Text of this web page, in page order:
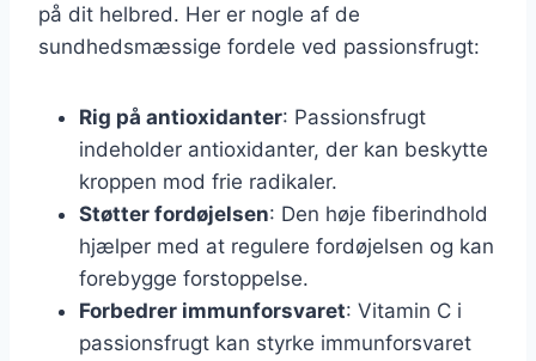
på dit helbred. Her er nogle af de
sundhedsmæssige fordele ved passionsfrugt:
Rig på antioxidanter: Passionsfrugt
indeholder antioxidanter, der kan beskytte
kroppen mod frie radikaler.
Støtter fordøjelsen: Den høje fiberindhold
hjælper med at regulere fordøjelsen og kan
forebygge forstoppelse.
Forbedrer immunforsvaret: Vitamin C i
passionsfrugt kan styrke immunforsvaret